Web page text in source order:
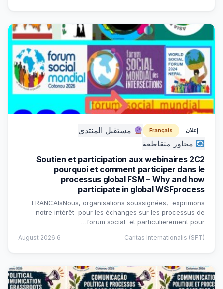
إعلان Français
مستقبل المنتدى
محاور متقاطعة
Soutien et participation aux webinaires 2C2
pourquoi et comment participer dans le
processus global FSM – Why and how
participate in global WSFprocess
FRANCAIsNous, organisations soussignées, exprimons
notre intérêt pour les échanges sur les processus de
forum social et particulierement pour…
Caritas Internationalis (SFT)
6 August 2026